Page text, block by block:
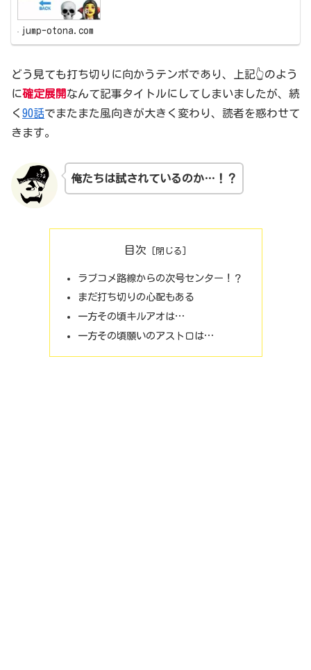
jump-otona.com
どう見ても打ち切りに向かうテンポであり、上記👆のよう
に確定展開 なんて記事タイトルにしてしまいましたが、続
く 90話でまたまた風向きが大きく変わり、読者を惑わせて
きます。
俺たちは試されているのか…！？
目次
ラブコメ路線からの次号センター！？
まだ打ち切りの心配もある
一方その頃キルアオは…
一方その頃願いのアストロは…